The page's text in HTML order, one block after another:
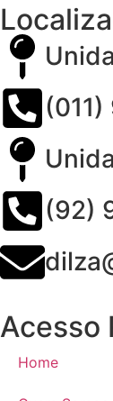
(92)
Acesso
Home